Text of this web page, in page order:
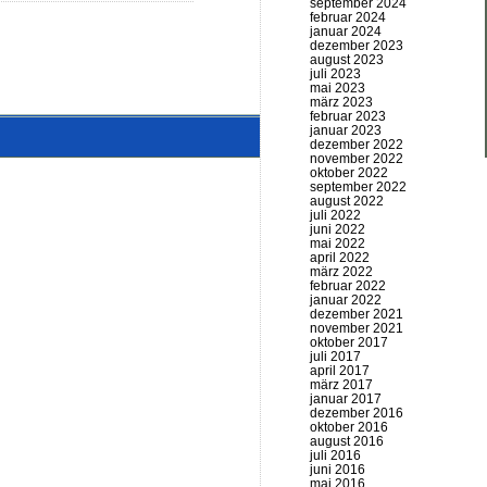
september 2024
februar 2024
januar 2024
dezember 2023
august 2023
juli 2023
mai 2023
märz 2023
februar 2023
januar 2023
dezember 2022
november 2022
oktober 2022
september 2022
august 2022
juli 2022
juni 2022
mai 2022
april 2022
märz 2022
februar 2022
januar 2022
dezember 2021
november 2021
oktober 2017
juli 2017
april 2017
märz 2017
januar 2017
dezember 2016
oktober 2016
august 2016
juli 2016
juni 2016
mai 2016